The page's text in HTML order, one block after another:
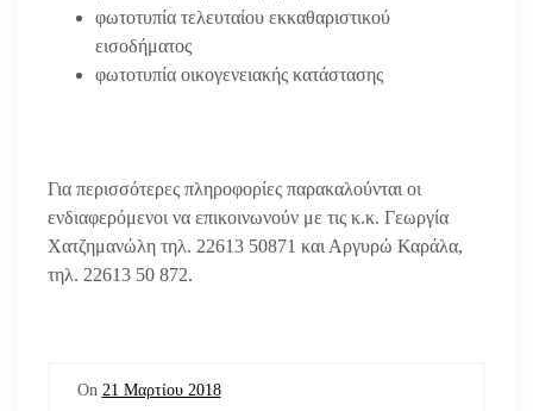
φωτοτυπία τελευταίου εκκαθαριστικού
εισοδήματος
φωτοτυπία οικογενειακής κατάστασης
Για περισσότερες πληροφορίες παρακαλούνται οι
ενδιαφερόμενοι να επικοινωνούν με τις κ.κ. Γεωργία
Χατζημανώλη τηλ. 22613 50871 και Αργυρώ Καράλα,
τηλ. 22613 50 872.
On 21 Μαρτίου 2018